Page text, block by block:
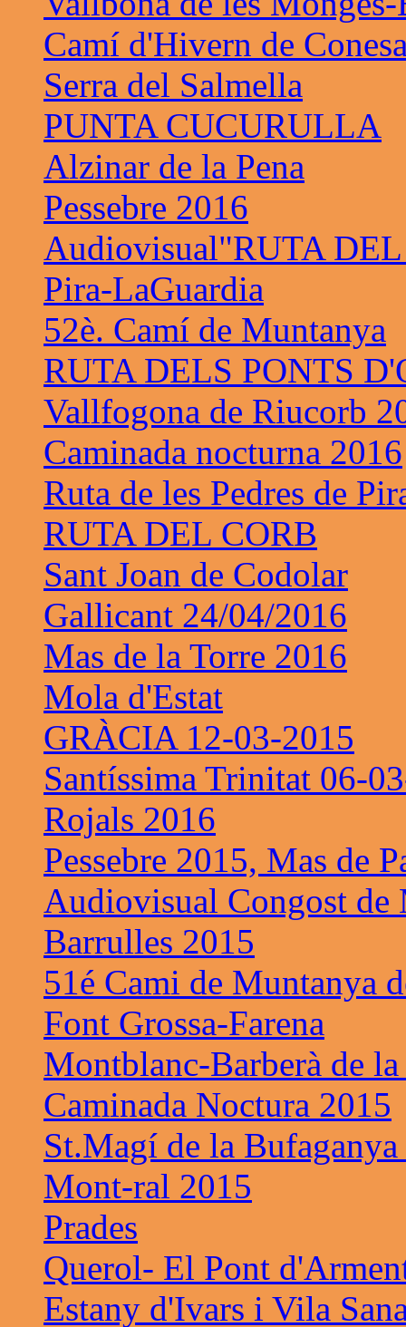
Camí d'Hivern de
Serra del Salmella
PUNTA CUCURULLA
Alzinar de la Pena
Pessebre 2016
Audiovisual"RUTA
Pira-LaGuardia
52è. Camí de Muntanya
RUTA DELS PONTS
Vallfogona de Riucorb
Caminada nocturna 2016
Ruta de les Pedres de
RUTA DEL CORB
Sant Joan de Codolar
Gallicant 24/04/2016
Mas de la Torre 2016
Mola d'Estat
GRÀCIA 12-03-2015
Santíssima Trinitat 06-
Rojals 2016
Pessebre 2015, Mas de
Audiovisual Congost de
Barrulles 2015
51é Cami de Muntanya
Font Grossa-Farena
Montblanc-Barberà de la
Caminada Noctura 2015
St.Magí de la
Mont-ral 2015
Prades
Querol- El Pont
Estany d'Ivars i Vila